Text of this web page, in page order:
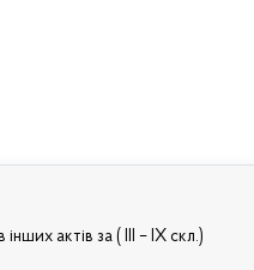
актів за ( III – IX скл.)